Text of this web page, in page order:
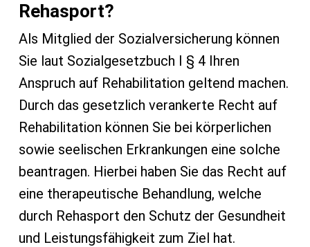
Rehasport?
Als Mitglied der Sozialversicherung können
Sie laut Sozialgesetzbuch I § 4 Ihren
Anspruch auf Rehabilitation geltend machen.
Durch das gesetzlich verankerte Recht auf
Rehabilitation können Sie bei körperlichen
sowie seelischen Erkrankungen eine solche
beantragen. Hierbei haben Sie das Recht auf
eine therapeutische Behandlung, welche
durch Rehasport den Schutz der Gesundheit
und Leistungsfähigkeit zum Ziel hat.